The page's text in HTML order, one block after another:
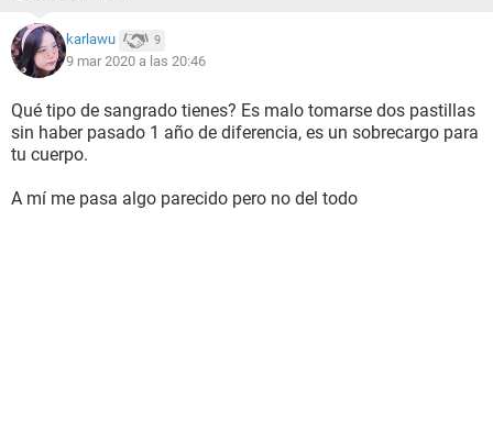
karlawu 9
9 mar 2020 a las 20:46
Qué tipo de sangrado tienes? Es malo tomarse dos pastillas
sin haber pasado 1 año de diferencia, es un sobrecargo para
tu cuerpo.
A mí me pasa algo parecido pero no del todo